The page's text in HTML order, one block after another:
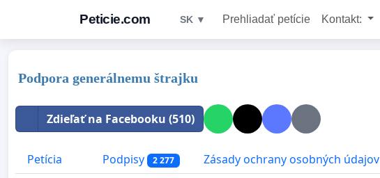
Peticie.com SK ▼ Prehliadať petície Kontakt:
Podpora generálnemu štrajku
Zdieľať na Facebooku (510)
Petícia Podpisy 2 277 Zásady ochrany osobných údajov